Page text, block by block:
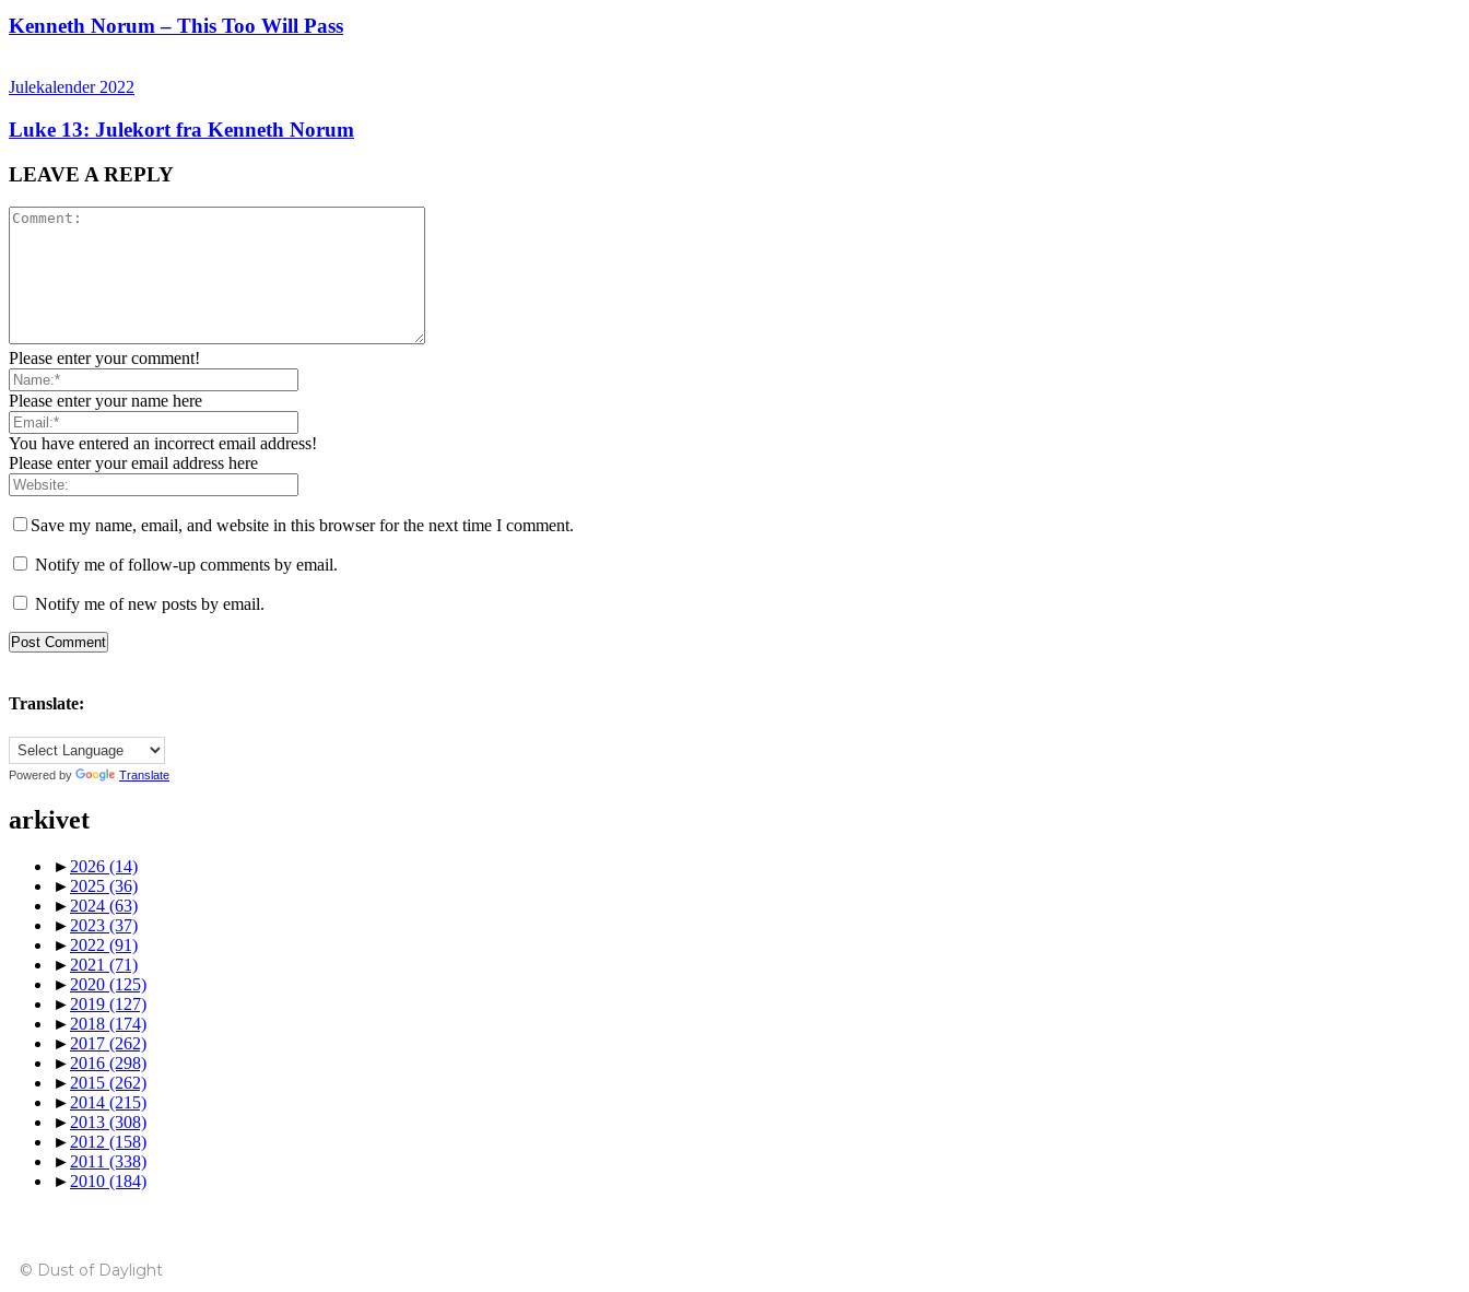
Kenneth Norum – This Too Will Pass
Julekalender 2022
Luke 13: Julekort fra Kenneth Norum
LEAVE A REPLY
Please enter your comment!
Please enter your name here
You have entered an incorrect email address!
Please enter your email address here
Save my name, email, and website in this browser for the next time I comment.
Notify me of follow-up comments by email.
Notify me of new posts by email.
Translate:
Powered by Translate
arkivet
► 2026 (14)
► 2025 (36)
► 2024 (63)
► 2023 (37)
► 2022 (91)
► 2021 (71)
► 2020 (125)
► 2019 (127)
► 2018 (174)
► 2017 (262)
► 2016 (298)
► 2015 (262)
► 2014 (215)
► 2013 (308)
► 2012 (158)
► 2011 (338)
► 2010 (184)
© Dust of Daylight